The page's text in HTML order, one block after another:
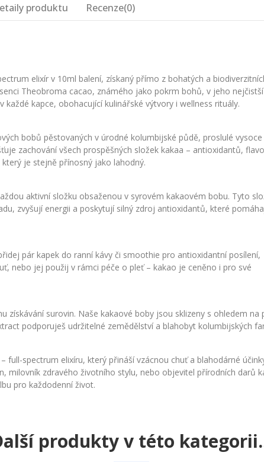
produktu Recenze(0)
elixír v 10ml balení, získaný přímo z bohatých a
Theobroma cacao, známého jako pokrm bohů, v jeho
kapce, obohacující kulinářské výtvory i wellness rituály.
bobů pěstovaných v úrodné kolumbijské půdě, proslulé vysoce
zachování všech prospěšných složek kakaa – antioxidantů,
je stejně přínosný jako lahodný.
aktivní složku obsaženou v syrovém kakaovém bobu. Tyto
zvyšují energii a poskytují silný zdroj antioxidantů, které
pár kapek do ranní kávy či smoothie pro antioxidantní posílení,
nebo jej použij v rámci péče o pleť – kakao je ceněno i pro své
získávání surovin. Naše kakaové boby jsou sklizeny s ohledem na
podporuješ udržitelné zemědělství a blahobyt kolumbijských
full-spectrum elixíru, který přináší vzácnou chuť a blahodárné
milovník zdravého životního stylu, nebo objevitel přírodních darů
pro každodenní život.
produkty v této